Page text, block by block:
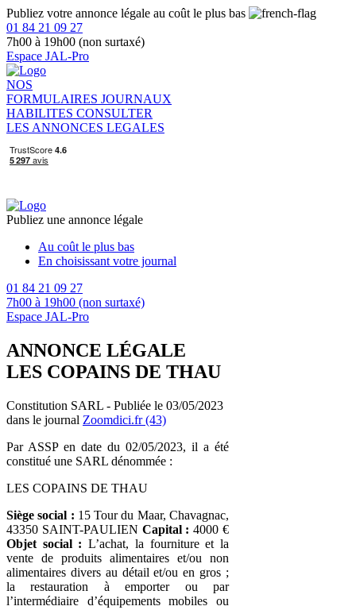
Publiez votre annonce légale au coût le plus bas
01 84 21 09 27
7h00 à 19h00 (non surtaxé)
Espace JAL-Pro
NOS
FORMULAIRES JOURNAUX
HABILITES CONSULTER
LES ANNONCES LEGALES
Publiez une annonce légale
Au coût le plus bas
En choisissant votre journal
01 84 21 09 27
7h00 à 19h00 (non surtaxé)
Espace JAL-Pro
ANNONCE LÉGALE
LES COPAINS DE THAU
Constitution SARL - Publiée le 03/05/2023
dans le journal Zoomdici.fr (43)
Par ASSP en date du 02/05/2023, il a été
constitué une SARL dénommée :
LES COPAINS DE THAU
Siège social : 15 Tour du Maar, Chavagnac,
43350 SAINT-PAULIEN Capital : 4000 €
Objet social : L’achat, la fourniture et la
vente de produits alimentaires et/ou non
alimentaires divers au détail et/ou en gros ;
la restauration à emporter ou par
l’intermédiaire d’équipements mobiles ou